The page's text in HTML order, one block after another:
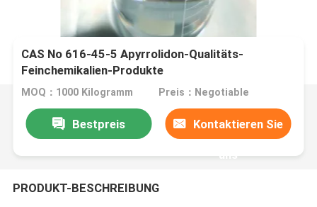
CAS No 616-45-5 Αpyrrolidon-Qualitäts-
Feinchemikalien-Produkte
MOQ：1000 Kilogramm Preis：Negotiable
Bestpreis Kontaktieren Sie
uns
PRODUKT-BESCHREIBUNG